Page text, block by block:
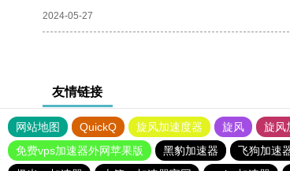
2024-05-27
友情链接
网站地图 QuickQ 旋风加速度器 旋风 旋风
免费vps加速器外网苹果版
黑豹加速器 飞狗加速